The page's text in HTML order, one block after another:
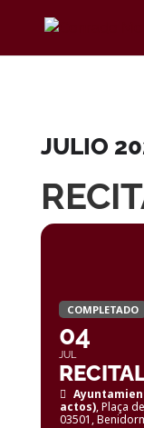
JULIO
COMPLETADO
04
JUL
actos), Plaça
03501,